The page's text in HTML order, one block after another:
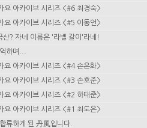
요 아카이브 시리즈 <#6 최경숙>
요 아카이브 시리즈 <#5 이동언>
산? 자네 이름은 '라벨 갈이'라네!
하며...
요 아카이브 시리즈 <#4 손은화>
요 아카이브 시리즈 <#3 손호준>
요 아카이브 시리즈 <#2 하태준>
요 아카이브 시리즈 <#1 최도은>
류하게 된 丹風입니다.